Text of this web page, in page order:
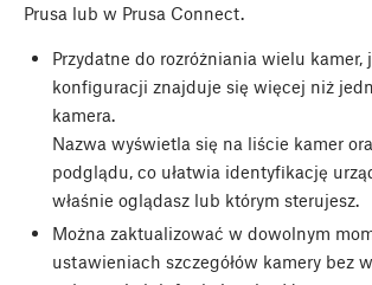
Prusa lub w Prusa Connect.
Przydatne do rozróżniania wielu kamer,
konfiguracji znajduje się więcej niż
kamera.
Nazwa wyświetla się na liście kamer
podglądu, co ułatwia identyfikację
właśnie oglądasz lub którym sterujesz.
Można zaktualizować w dowolnym
ustawieniach szczegółów kamery bez